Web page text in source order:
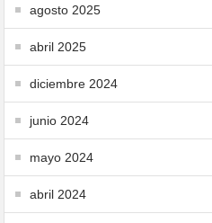
agosto 2025
abril 2025
diciembre 2024
junio 2024
mayo 2024
abril 2024